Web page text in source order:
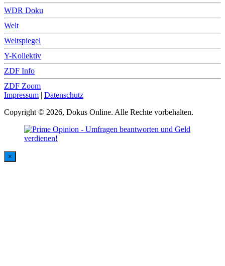
WDR Doku
Welt
Weltspiegel
Y-Kollektiv
ZDF Info
ZDF Zoom
Impressum | Datenschutz
Copyright © 2026, Dokus Online. Alle Rechte vorbehalten.
×